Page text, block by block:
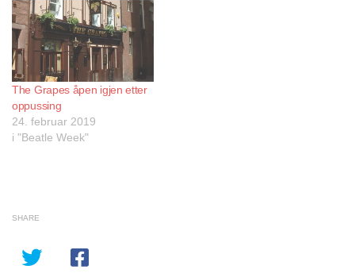
The Grapes åpen igjen etter
oppussing
24. februar 2019
i "Beatle Week"
SHARE